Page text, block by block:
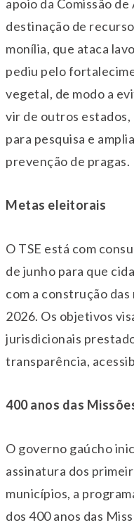
apoio da Comissão
destinação de
monília, que ataca
pediu pelo
vegetal, de modo a
vir de outros estados,
para pesquisa e
prevenção de pragas.
Metas eleitorais
O TSE está com
de junho para que
com a construção
2026. Os objetivos
jurisdicionais
transparência,
400 anos das
O governo gaúcho
assinatura dos
municípios, a
dos 400 anos das